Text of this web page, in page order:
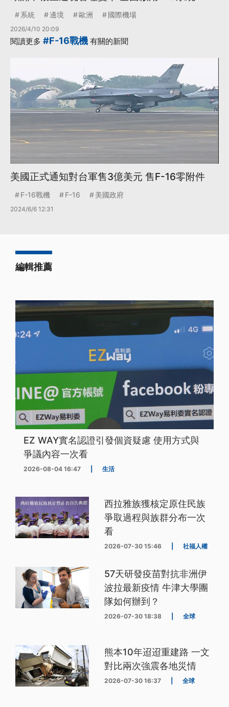
系統 邊境 歐洲 國際機場
2026/4/10 20:09
閱讀更多 #F-16戰機 有關的新聞
美國正式通知對台軍售3億美元 售F-16零附件
F-16戰機 F-16 美國政府
2024/6/6 12:31
編輯推薦
EZ WAY實名認證引發個資疑慮 使用方式與
爭議內容一次看
2026-08-04 16:47 生活
西拉雅族獲核定原住民族
爭取過程與族群分布一次
看
2026-07-30 15:46 社福人權
57天研發疫苗對抗非洲伊
波拉最新疫情 牛津大學團
隊如何辦到？
2026-07-30 18:38 全球
熊本10年迢迢重建路 一文
對比兩次強震各地災情
2026-07-30 16:37 全球